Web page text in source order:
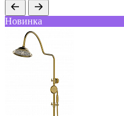
Новинка